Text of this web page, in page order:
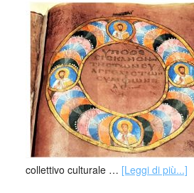
collettivo culturale … [Leggi di più...]